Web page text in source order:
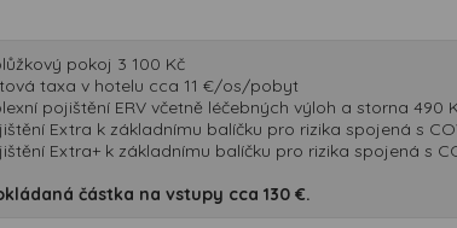
pokoj 3 100 Kč
taxa v hotelu cca 11 €/os/pobyt
pojištění ERV včetně léčebných výloh a storna 490
Extra k základnímu balíčku pro rizika spojená s
Extra+ k základnímu balíčku pro rizika spojená s
částka na vstupy cca 130 €.